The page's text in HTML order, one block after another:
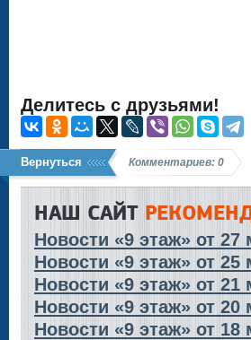
Делитесь с друзьями!
Вернуться Комментариев: 0
НАШ САЙТ
Новости «9 этаж» от 27
Новости «9 этаж» от 25
Новости «9 этаж» от 21
Новости «9 этаж» от 20
Новости «9 этаж» от 18